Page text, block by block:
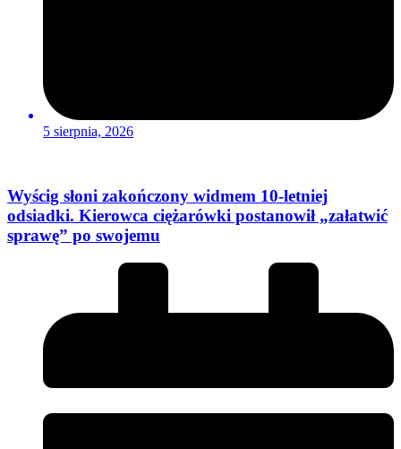
5 sierpnia, 2026
Wyścig słoni zakończony widmem 10-letniej
odsiadki. Kierowca ciężarówki postanowił „załatwić
sprawę” po swojemu